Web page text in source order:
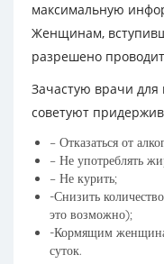
максимальную
Женщинам,
разрешено
Зачастую врачи для
советуют
– Отказаться от
– Не употреблять
– Не курить;
-Снизить
это возможно);
-Кормящим
суток.